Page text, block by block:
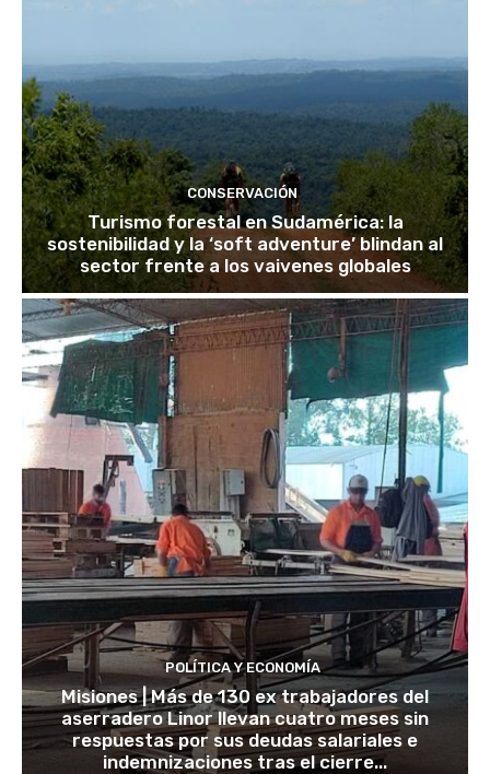
CONSERVACIÓN
Turismo forestal en Sudamérica: la
sostenibilidad y la ‘soft adventure’ blindan al
sector frente a los vaivenes globales
POLÍTICA Y ECONOMÍA
Misiones | Más de 130 ex trabajadores del
aserradero Linor llevan cuatro meses sin
respuestas por sus deudas salariales e
indemnizaciones tras el cierre...